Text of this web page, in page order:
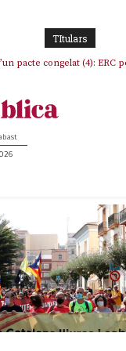
TItulars
pacte congelat (4):